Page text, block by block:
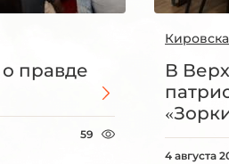
правде
59
В
4 августа